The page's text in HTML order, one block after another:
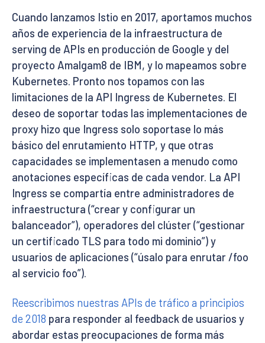
Cuando lanzamos Istio en 2017, aportamos muchos
años de experiencia de la infraestructura de
serving de APIs en producción de Google y del
proyecto Amalgam8 de IBM, y lo mapeamos sobre
Kubernetes. Pronto nos topamos con las
limitaciones de la API Ingress de Kubernetes. El
deseo de soportar todas las implementaciones de
proxy hizo que Ingress solo soportase lo más
básico del enrutamiento HTTP, y que otras
capacidades se implementasen a menudo como
anotaciones específicas de cada vendor. La API
Ingress se compartía entre administradores de
infraestructura (“crear y configurar un
balanceador”), operadores del clúster (“gestionar
un certificado TLS para todo mi dominio”) y
usuarios de aplicaciones (“úsalo para enrutar /foo
al servicio foo”).
Reescribimos nuestras APIs de tráfico a principios
de 2018 para responder al feedback de usuarios y
abordar estas preocupaciones de forma más